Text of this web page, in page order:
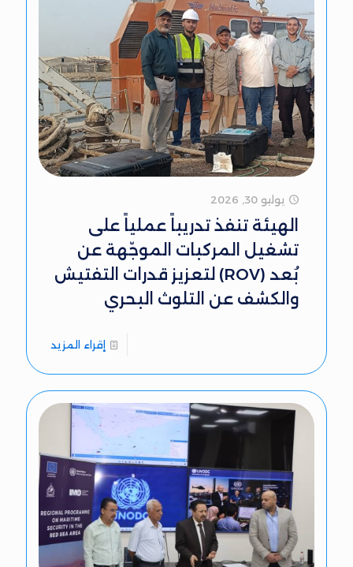
يوليو 30, 2026
الهيئة تنفذ تدريباً عملياً على
تشغيل المركبات الموجّهة عن
بُعد (ROV) لتعزيز قدرات التفتيش
والكشف عن التلوث البحري
إقراء المزيد